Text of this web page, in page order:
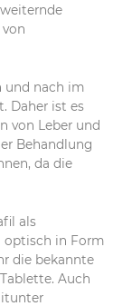
und nach im
Daher ist es
von Leber und
Behandlung
da die
als
optisch in Form
die bekannte
Auch